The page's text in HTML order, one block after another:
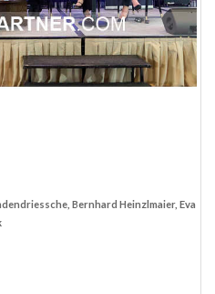
Bernhard Heinzlmaier, Eva